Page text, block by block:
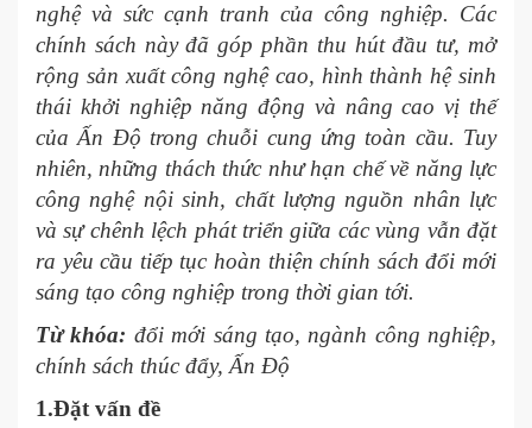
nghệ và sức cạnh tranh của công nghiệp. Các
chính sách này đã góp phần thu hút đầu tư, mở
rộng sản xuất công nghệ cao, hình thành hệ sinh
thái khởi nghiệp năng động và nâng cao vị thế
của Ấn Độ trong chuỗi cung ứng toàn cầu. Tuy
nhiên, những thách thức như hạn chế về năng lực
công nghệ nội sinh, chất lượng nguồn nhân lực
và sự chênh lệch phát triển giữa các vùng vẫn đặt
ra yêu cầu tiếp tục hoàn thiện chính sách đổi mới
sáng tạo công nghiệp trong thời gian tới.
Từ khóa: đổi mới sáng tạo, ngành công nghiệp,
chính sách thúc đẩy, Ấn Độ
1.Đặt vấn đề